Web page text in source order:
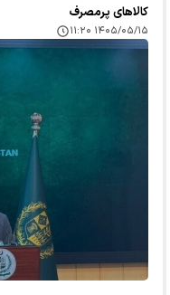
کالا‌های پرمصرف
۱۴۰۵/۰۵/۱۵ ۱۱:۲۰